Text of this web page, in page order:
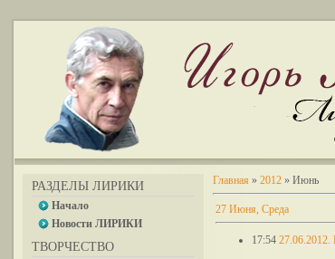
РАЗДЕЛЫ ЛИРИКИ
Начало
Новости ЛИРИКИ
ТВОРЧЕСТВО
Главная » 2012 » Июнь
27 Июня, Среда
17:54 27.06.2012.